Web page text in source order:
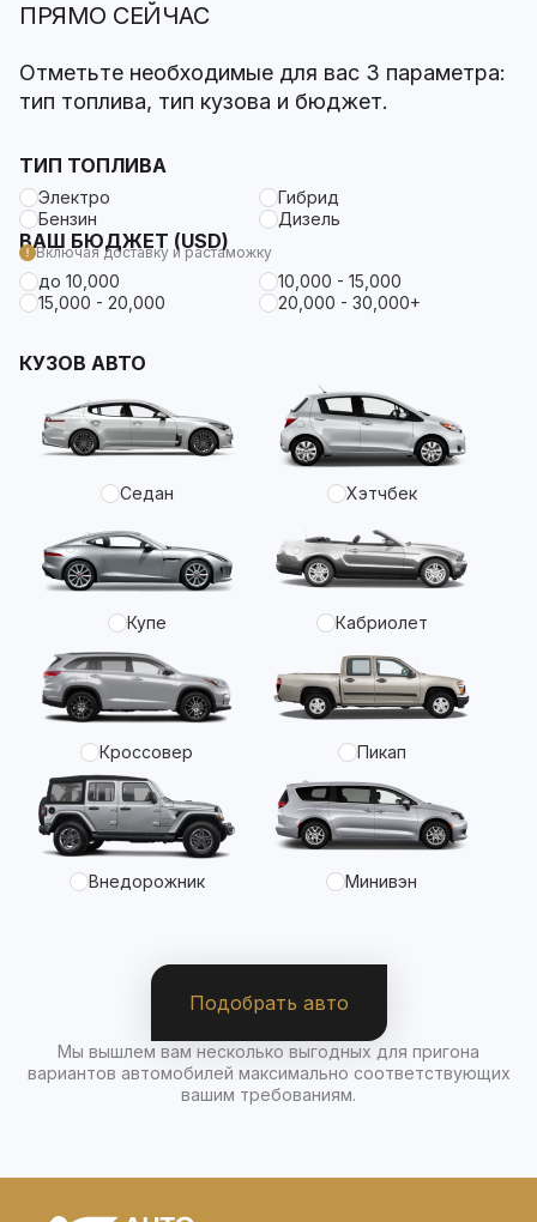
ПРЯМО СЕЙЧАС
Отметьте необходимые для вас 3 параметра:
тип топлива, тип кузова и бюджет.
ТИП ТОПЛИВА
Электро
Гибрид
Бензин
Дизель
ВАШ БЮДЖЕТ (USD)
Включая доставку и растаможку
до 10,000
10,000 - 15,000
15,000 - 20,000
20,000 - 30,000+
КУЗОВ АВТО
Седан Хэтчбек
Купе Кабриолет
Кроссовер Пикап
Внедорожник Минивэн
Подобрать авто
Мы вышлем вам несколько выгодных для пригона
вариантов автомобилей максимально соответствующих
вашим требованиям.